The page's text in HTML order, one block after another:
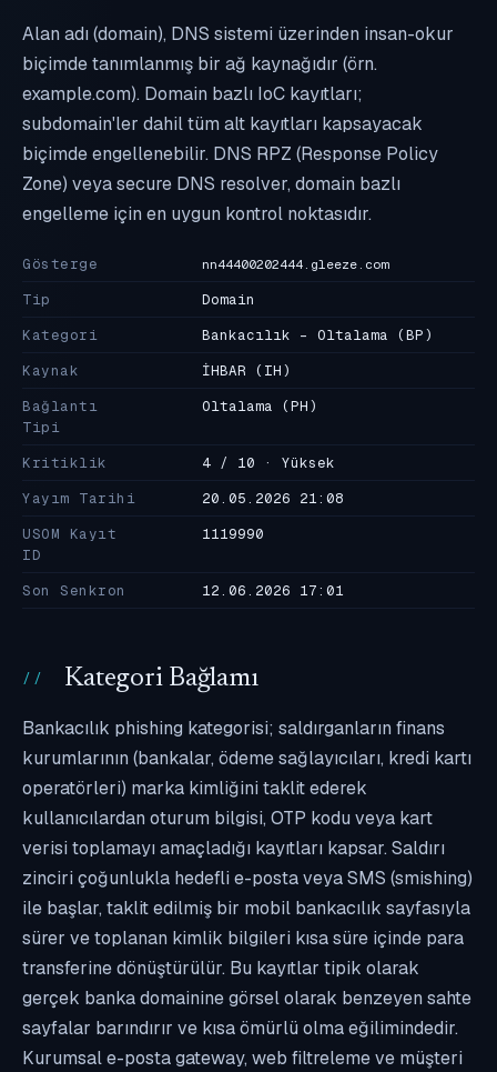
Alan adı (domain), DNS sistemi üzerinden insan-okur
biçimde tanımlanmış bir ağ kaynağıdır (örn.
example.com). Domain bazlı IoC kayıtları;
subdomain'ler dahil tüm alt kayıtları kapsayacak
biçimde engellenebilir. DNS RPZ (Response Policy
Zone) veya secure DNS resolver, domain bazlı
engelleme için en uygun kontrol noktasıdır.
Gösterge nn44400202444.gleeze.com
Tip
Domain
Kategori
Bankacılık - Oltalama (BP)
Kaynak
İHBAR (IH)
Bağlantı
Tipi
Oltalama (PH)
Kritiklik
4 / 10 · Yüksek
Yayım Tarihi
20.05.2026 21:08
USOM Kayıt
ID
1119990
Son Senkron 12.06.2026 17:01
Kategori Bağlamı
Bankacılık phishing kategorisi; saldırganların finans
kurumlarının (bankalar, ödeme sağlayıcıları, kredi kartı
operatörleri) marka kimliğini taklit ederek
kullanıcılardan oturum bilgisi, OTP kodu veya kart
verisi toplamayı amaçladığı kayıtları kapsar. Saldırı
zinciri çoğunlukla hedefli e-posta veya SMS (smishing)
ile başlar, taklit edilmiş bir mobil bankacılık sayfasıyla
sürer ve toplanan kimlik bilgileri kısa süre içinde para
transferine dönüştürülür. Bu kayıtlar tipik olarak
gerçek banka domainine görsel olarak benzeyen sahte
sayfalar barındırır ve kısa ömürlü olma eğilimindedir.
Kurumsal e-posta gateway, web filtreleme ve müşteri